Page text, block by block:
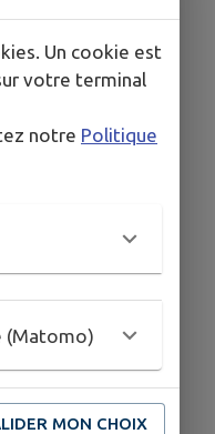
Un cookie est
votre terminal
notre Politique
(Matomo)
MON CHOIX